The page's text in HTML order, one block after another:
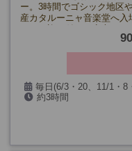
ー。3時間でゴシック地区
産カタルーニャ音楽堂へ
毎日(6/3・20、11/1・8
箇所閉館日を除く)
約3時間